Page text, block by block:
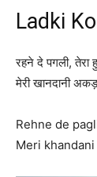
Ladki
रहने दे पगली, तेरा
मेरी खानदानी
Rehne de
Meri